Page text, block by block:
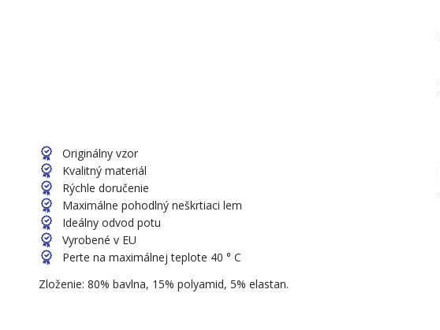
Originálny vzor
Kvalitný materiál
Rýchle doručenie
Maximálne pohodlný neškrtiaci lem
Ideálny odvod potu
Vyrobené v EU
Perte na maximálnej teplote 40 ° C
Zloženie: 80% bavlna, 15% polyamid, 5% elastan.